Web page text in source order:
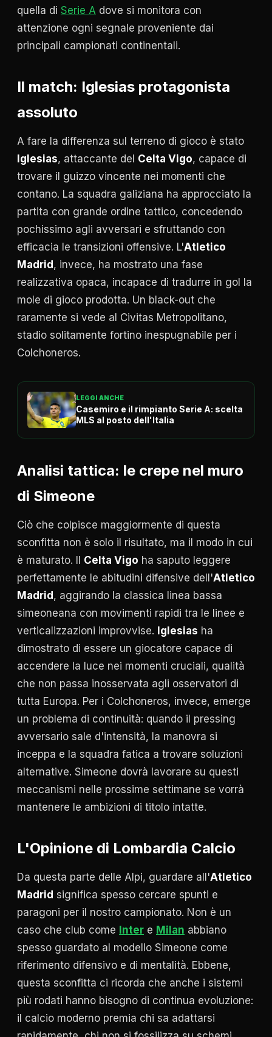
quella di Serie A dove si monitora con
attenzione ogni segnale proveniente dai
principali campionati continentali.
Il match: Iglesias protagonista
assoluto
A fare la differenza sul terreno di gioco è stato
Iglesias, attaccante del Celta Vigo, capace di
trovare il guizzo vincente nei momenti che
contano. La squadra galiziana ha approcciato la
partita con grande ordine tattico, concedendo
pochissimo agli avversari e sfruttando con
efficacia le transizioni offensive. L'Atletico
Madrid , invece, ha mostrato una fase
realizzativa opaca, incapace di tradurre in gol la
mole di gioco prodotta. Un black-out che
raramente si vede al Civitas Metropolitano,
stadio solitamente fortino inespugnabile per i
Colchoneros.
LEGGI ANCHE
Casemiro e il rimpianto Serie A: scelta
MLS al posto dell'Italia
Analisi tattica: le crepe nel muro
di Simeone
Ciò che colpisce maggiormente di questa
sconfitta non è solo il risultato, ma il modo in cui
è maturato. Il Celta Vigo ha saputo leggere
perfettamente le abitudini difensive dell'Atletico
Madrid , aggirando la classica linea bassa
simeoneana con movimenti rapidi tra le linee e
verticalizzazioni improvvise. Iglesias ha
dimostrato di essere un giocatore capace di
accendere la luce nei momenti cruciali, qualità
che non passa inosservata agli osservatori di
tutta Europa. Per i Colchoneros, invece, emerge
un problema di continuità: quando il pressing
avversario sale d'intensità, la manovra si
inceppa e la squadra fatica a trovare soluzioni
alternative. Simeone dovrà lavorare su questi
meccanismi nelle prossime settimane se vorrà
mantenere le ambizioni di titolo intatte.
L'Opinione di Lombardia Calcio
Da questa parte delle Alpi, guardare all'Atletico
Madrid significa spesso cercare spunti e
paragoni per il nostro campionato. Non è un
caso che club come Inter e Milan abbiano
spesso guardato al modello Simeone come
riferimento difensivo e di mentalità. Ebbene,
questa sconfitta ci ricorda che anche i sistemi
più rodati hanno bisogno di continua evoluzione:
il calcio moderno premia chi sa adattarsi